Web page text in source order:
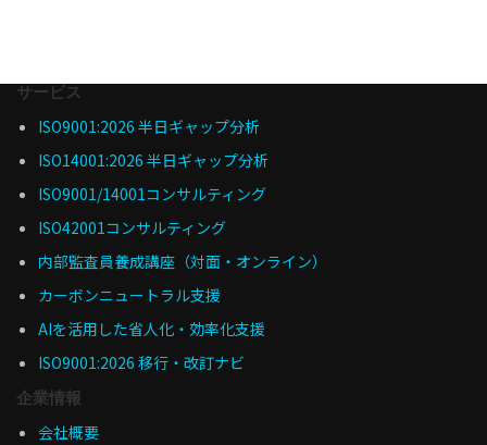
サービス
ISO9001:2026 半日ギャップ分析
ISO14001:2026 半日ギャップ分析
ISO9001/14001コンサルティング
ISO42001コンサルティング
内部監査員養成講座（対面・オンライン）
カーボンニュートラル支援
AIを活用した省人化・効率化支援
ISO9001:2026 移行・改訂ナビ
企業情報
会社概要